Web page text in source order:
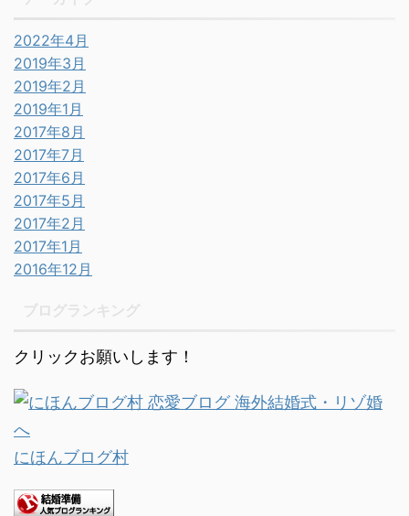
2022年4月
2019年3月
2019年2月
2019年1月
2017年8月
2017年7月
2017年6月
2017年5月
2017年2月
2017年1月
2016年12月
クリックお願いします！
にほんブログ村